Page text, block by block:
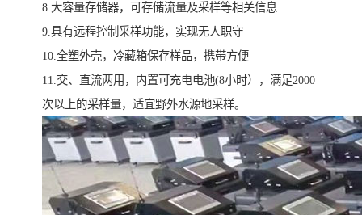
8.大容量存储器，可存储流量及采样等相关信息
9.具有远程控制采样功能，实现无人职守
10.全塑外壳，冷藏箱保存样品，携带方便
11.交、直流两用，内置可充电电池(8小时），满足2000
次以上的采样量，适宜野外水源地采样。